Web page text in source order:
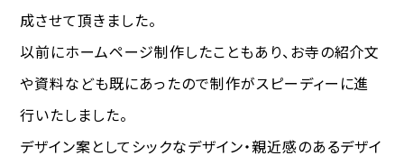
成させて頂きました。
以前にホームページ制作したこともあり、お寺の紹介文
や資料なども既にあったので制作がスピーディーに進
行いたしました。
デザイン案としてシックなデザイン・親近感のあるデザイ